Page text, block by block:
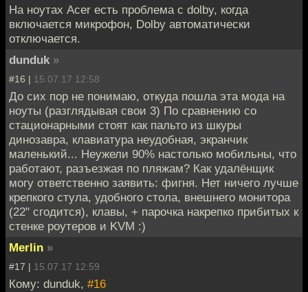
На ноутах Acer есть проблема с dolby, когда
включается микрофон, Dolby автоматически
отключается.
dunduk »
#16 | 15.07.17 12:58
До сих пор не понимаю, откуда пошла эта мода на
ноуты (разглядывая свои 3) По сравнению со
стационарными стоят как пальто из шкуры
динозавра, клавиатура неудобная, экранчик
маленький... Неужели 90% настолько мобильны, что
работают, разъезжая по пляжам? Как удалёнщик
могу ответственно заявить: фигня. Нет ничего лучше
крепкого стула, удобного стола, внешнего монитора
(22" сгодится), клавы, + парочка накрепко прибитых к
стенке роутеров и KVM :)
Merlin »
#17 | 15.07.17 12:59
Кому: dunduk, #16